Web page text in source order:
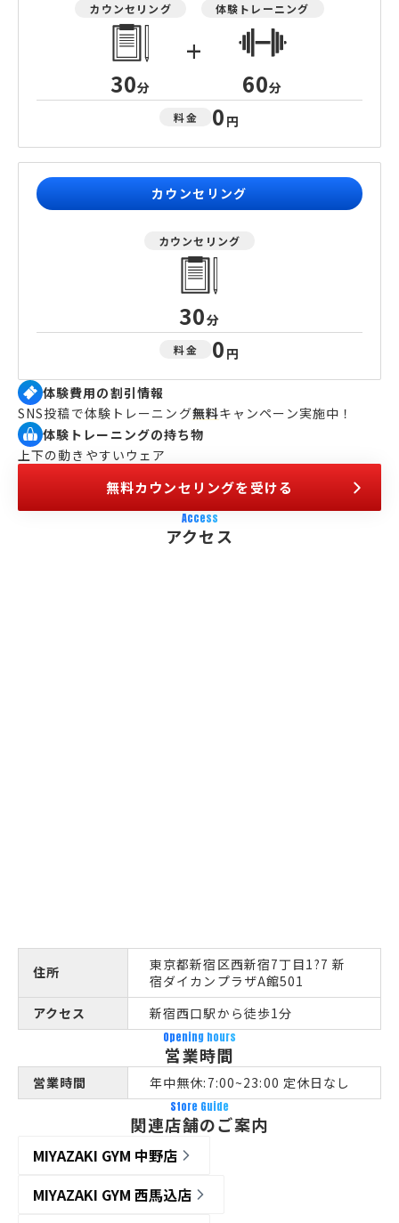
カウンセリング
30分
+
体験トレーニング
60分
料金 0 円
カウンセリング
カウンセリング
30分
料金 0 円
体験費用の割引情報
SNS投稿で体験トレーニング無料キャンペーン実施中！
体験トレーニングの持ち物
上下の動きやすいウェア
無料カウンセリングを受ける
Access
アクセス
住所
東京都新宿区西新宿7丁目1?7 新
宿ダイカンプラザA館501
アクセス
新宿西口駅から徒歩1分
Opening hours
営業時間
営業時間 年中無休:7:00~23:00 定休日なし
Store Guide
関連店舗のご案内
MIYAZAKI GYM 中野店
MIYAZAKI GYM 西馬込店